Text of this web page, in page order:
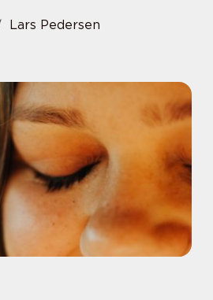
Lars Pedersen